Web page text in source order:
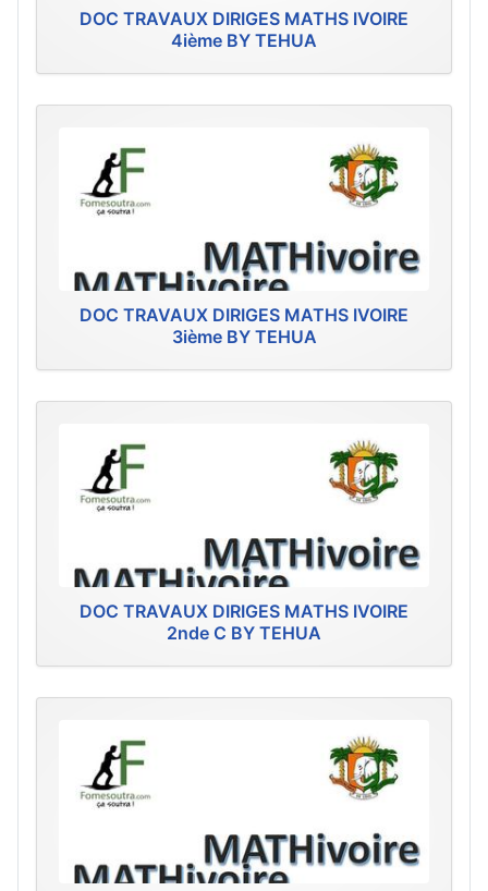
DOC TRAVAUX DIRIGES MATHS IVOIRE
4ième BY TEHUA
DOC TRAVAUX DIRIGES MATHS IVOIRE
3ième BY TEHUA
DOC TRAVAUX DIRIGES MATHS IVOIRE
2nde C BY TEHUA